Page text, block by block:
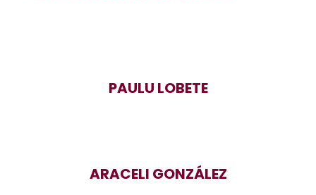
PAULU LOBETE
ARACELI GONZÁLEZ